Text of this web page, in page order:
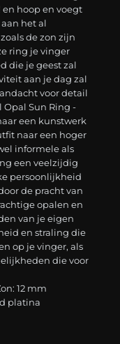
hoop en voegt
het al
de zon zijn
ring je vinger
die je geest zal
aan je dag zal
voor detail
Opal Sun Ring -
een kunstwerk
naar een hoger
informele als
een veelzijdig
persoonlijkheid
de pracht van
opalen en
van je eigen
en straling die
op je vinger, als
die voor
12 mm
platina